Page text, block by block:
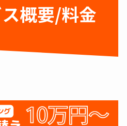
概要/料金